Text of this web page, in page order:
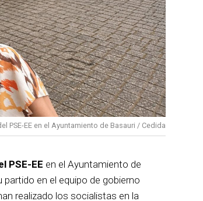
PSE-EE en el Ayuntamiento de Basauri / Cedida
PSE-EE en el Ayuntamiento de
partido en el equipo de gobierno
realizado los socialistas en la